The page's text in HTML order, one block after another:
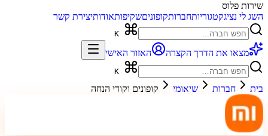
שירות פלוס
השג לי נציגקטגוריותחברותקופוניםשקיפותאודותיצירת קשר
מצאו את הדרך הקצרה האזור האישי
בית חברות שיאומי קופונים וקודי הנחה